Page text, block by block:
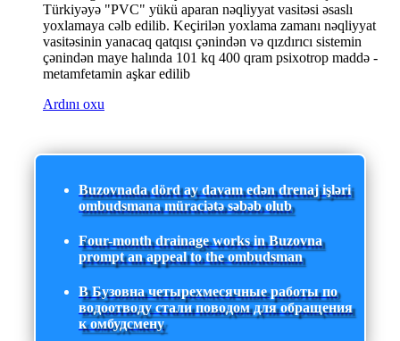
Türkiyəyə "PVC" yükü aparan nəqliyyat vasitəsi əsaslı
yoxlamaya cəlb edilib. Keçirilən yoxlama zamanı nəqliyyat
vasitəsinin yanacaq qatqısı çənindən və qızdırıcı sistemin
çənindən maye halında 101 kq 400 qram psixotrop maddə -
metamfetamin aşkar edilib
Ardını oxu
Buzovnada dörd ay davam edən drenaj işləri
ombudsmana müraciətə səbəb olub
Four-month drainage works in Buzovna
prompt an appeal to the ombudsman
В Бузовна четырехмесячные работы по
водоотводу стали поводом для обращения
к омбудсмену